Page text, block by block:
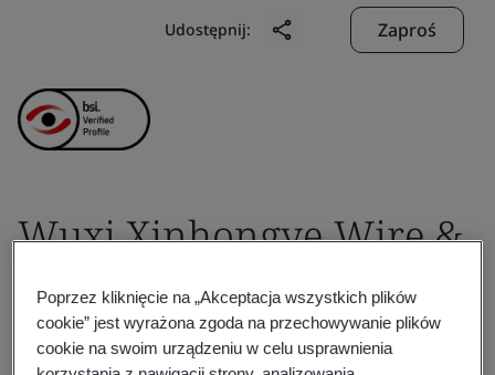
Udostępnij: Zaproś
Wuxi Xinhongye Wire &
Cable Co., Ltd.
Business scope:Development, manufacturing and
Poprzez kliknięcie na „Akceptacja wszystkich plików
cookie” jest wyrażona zgoda na przechowywanie plików
cookie na swoim urządzeniu w celu usprawnienia